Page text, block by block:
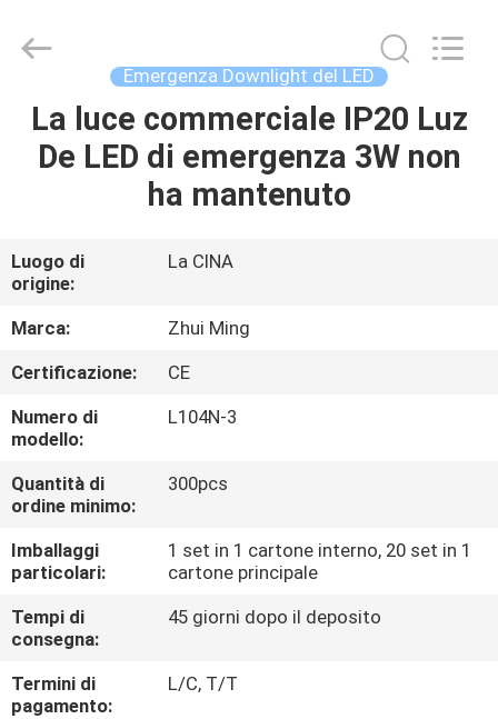
CASA
PRODOTTI
CIRCA
NOI
GIRO
DELLA
FABBRICA
CONTROLLO
DI
QUALITÀ
CONTATTICI
Dreamy
Technology
Emergenza Downlight del LED
La luce commerciale IP20 Luz
De LED di emergenza 3W non
ha mantenuto
Luogo di
origine:
La CINA
Marca:
Zhui Ming
Certificazione:
CE
Numero di
modello:
L104N-3
Quantità di
ordine minimo:
300pcs
Imballaggi
particolari:
1 set in 1 cartone interno, 20 set in 1
cartone principale
Tempi di
consegna:
45 giorni dopo il deposito
Termini di
pagamento:
L/C, T/T